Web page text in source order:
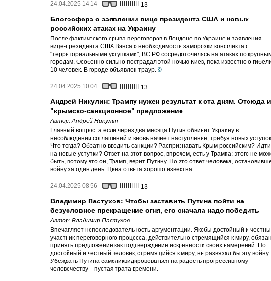
24.04.2025 14:14 13
Блогосфера о заявлении вице-президента США и новых
российских атаках на Украину
После фактического срыва переговоров в Лондоне по Украине и заявления
вице-президента США Вэнса о необходимости заморозки конфликта с
"территориальными уступками", ВС РФ сосредоточилась на атаках по
городам. Особенно сильно пострадал этой ночью Киев, пока известно о гибели
10 человек. В городе объявлен траур. ©
24.04.2025 10:04 13
Андрей Никулин: Трампу нужен результат к ста дням. Отсюда и
"крымско-санкционное" предложение
Автор:Андрей Никулин
Главный вопрос: а если через два месяца Путин обвинит Украину в
несоблюдении соглашений и вновь начнет наступление, требуя новых
Что тогда? Обратно вводить санкции? Распризнавать Крым российским? Идти
на новые уступки? Ответ на этот вопрос, впрочем, есть у Трампа: этого не
быть, потому что он, Трамп, верит Путину. Но это ответ человека,
войну за один день. Цена ответа хорошо известна.
24.04.2025 08:56 13
Владимир Пастухов: Чтобы заставить Путина пойти на
безусловное прекращение огня, его сначала надо победить
Автор: Владимир Пастухов
Впечатляет непоследовательность аргументации. Якобы достойный и
участник переговорного процесса, действительно стремящийся к миру, обязан
принять предложение как подтверждение искренности своих намерений. Но
достойный и честный человек, стремящийся к миру, не развязал бы эту войну.
Убеждать Путина самоликвидирововаться на радость прогрессивному
человечеству – пустая трата времени.